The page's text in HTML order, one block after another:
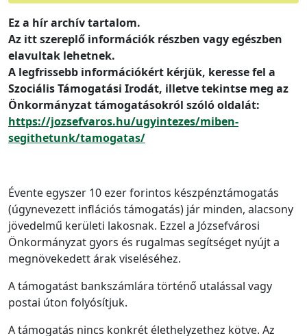
Ez a hír archív tartalom.
Az itt szereplő információk részben vagy egészben
elavultak lehetnek.
A legfrissebb információkért kérjük, keresse fel a
Szociális Támogatási Irodát, illetve tekintse meg az
Önkormányzat támogatásokról szóló oldalát:
https://jozsefvaros.hu/ugyintezes/miben-
segithetunk/tamogatas/
Évente egyszer 10 ezer forintos készpénztámogatás
(úgynevezett inflációs támogatás) jár minden, alacsony
jövedelmű kerületi lakosnak. Ezzel a Józsefvárosi
Önkormányzat gyors és rugalmas segítséget nyújt a
megnövekedett árak viseléséhez.
A támogatást bankszámlára történő utalással vagy
postai úton folyósítjuk.
A támogatás nincs konkrét élethelyzethez kötve. Az